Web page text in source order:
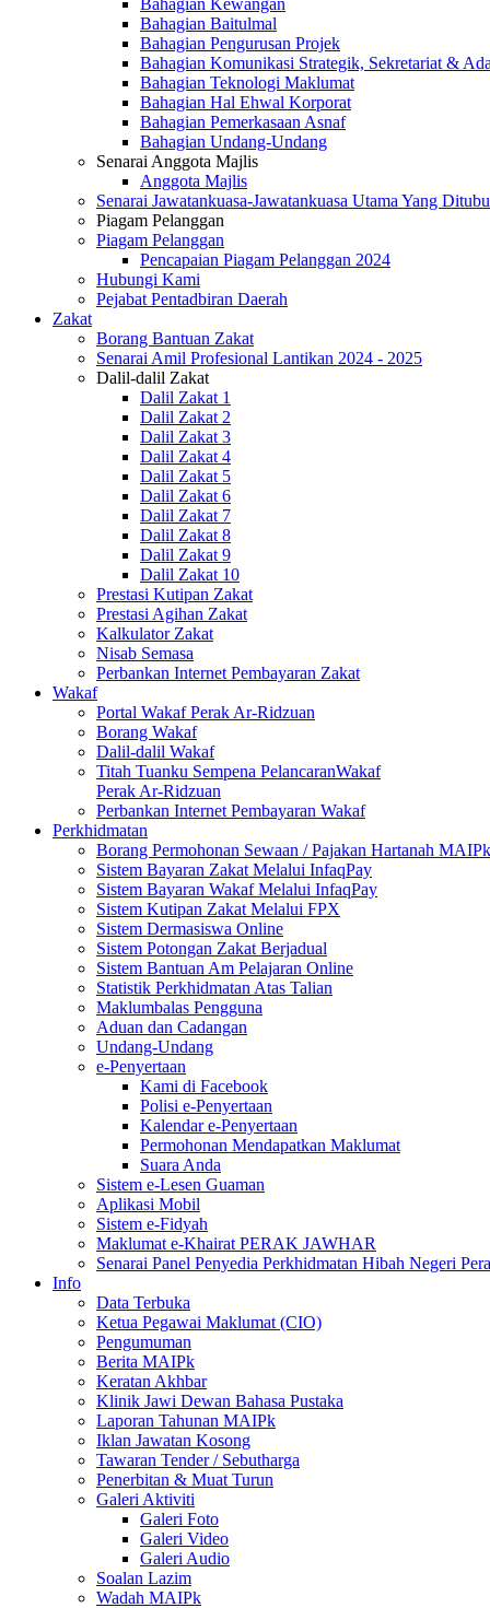
Bahagian Kewangan
Bahagian Baitulmal
Bahagian Pengurusan Projek
Bahagian Komunikasi Strategik, Sekretariat &
Bahagian Teknologi Maklumat
Bahagian Hal Ehwal Korporat
Bahagian Pemerkasaan Asnaf
Bahagian Undang-Undang
Senarai Anggota Majlis
Anggota Majlis
Senarai Jawatankuasa-Jawatankuasa Utama Yang
Piagam Pelanggan
Piagam Pelanggan
Pencapaian Piagam Pelanggan 2024
Hubungi Kami
Pejabat Pentadbiran Daerah
Zakat
Borang Bantuan Zakat
Senarai Amil Profesional Lantikan 2024 - 2025
Dalil-dalil Zakat
Dalil Zakat 1
Dalil Zakat 2
Dalil Zakat 3
Dalil Zakat 4
Dalil Zakat 5
Dalil Zakat 6
Dalil Zakat 7
Dalil Zakat 8
Dalil Zakat 9
Dalil Zakat 10
Prestasi Kutipan Zakat
Prestasi Agihan Zakat
Kalkulator Zakat
Nisab Semasa
Perbankan Internet Pembayaran Zakat
Wakaf
Portal Wakaf Perak Ar-Ridzuan
Borang Wakaf
Dalil-dalil Wakaf
Titah Tuanku Sempena PelancaranWakaf
Perak Ar-Ridzuan
Perbankan Internet Pembayaran Wakaf
Perkhidmatan
Borang Permohonan Sewaan / Pajakan Hartanah MAIPk
Sistem Bayaran Zakat Melalui InfaqPay
Sistem Bayaran Wakaf Melalui InfaqPay
Sistem Kutipan Zakat Melalui FPX
Sistem Dermasiswa Online
Sistem Potongan Zakat Berjadual
Sistem Bantuan Am Pelajaran Online
Statistik Perkhidmatan Atas Talian
Maklumbalas Pengguna
Aduan dan Cadangan
Undang-Undang
e-Penyertaan
Kami di Facebook
Polisi e-Penyertaan
Kalendar e-Penyertaan
Permohonan Mendapatkan Maklumat
Suara Anda
Sistem e-Lesen Guaman
Aplikasi Mobil
Sistem e-Fidyah
Maklumat e-Khairat PERAK JAWHAR
Senarai Panel Penyedia Perkhidmatan Hibah Negeri
Info
Data Terbuka
Ketua Pegawai Maklumat (CIO)
Pengumuman
Berita MAIPk
Keratan Akhbar
Klinik Jawi Dewan Bahasa Pustaka
Laporan Tahunan MAIPk
Iklan Jawatan Kosong
Tawaran Tender / Sebutharga
Penerbitan & Muat Turun
Galeri Aktiviti
Galeri Foto
Galeri Video
Galeri Audio
Soalan Lazim
Wadah MAIPk